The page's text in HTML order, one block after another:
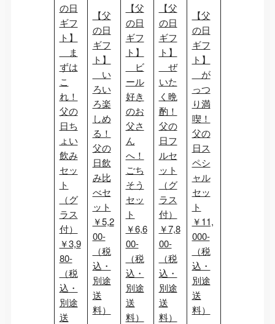
の日
ギフ
ト】
ま
ずは
こ
れ！
父の
日ち
ょい
飲み
セッ
ト
（グ
ラス
付）
￥3,9
80-
（税
込・
別途
送
【父
の日
ギフ
ト】
い
ろい
ろ楽
しめ
る！
父の
日飲
み比
べセ
ット
￥5,2
00-
（税
込・
別途
送
料）
【父
の日
ギフ
ト】
ビ
ール
好き
のお
父さ
ん
へ！
ごち
そう
セッ
ト
￥6,6
00-
（税
込・
別途
送
料）
【父
の日
ギフ
ト】
ぜ
いた
く晩
酌！
父の
日フ
ルセ
ット
（グ
ラス
付）
￥7,8
00-
（税
込・
別途
送
料）
【父
の日
ギフ
ト】
が
っつ
り満
喫！
父の
日ス
ペシ
ャル
セッ
ト
￥11,
000-
（税
込・
別途
送
料）